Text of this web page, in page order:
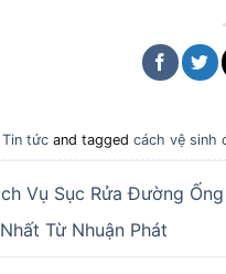
Tin tức and tagged cách vệ sinh
Vụ Sục Rửa Đường Ống
Từ Nhuận Phát